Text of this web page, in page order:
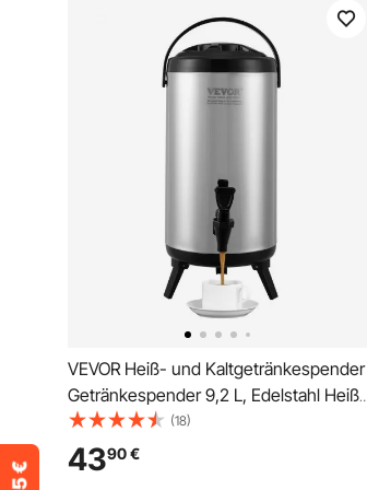
VEVOR Heiß- und Kaltgetränkespender
Getränkespender 9,2 L, Edelstahl Heiß-
und Kaltwasserbrunnen Großer
Getränkespender mit Zapfen &
Tragegriff für Kaffee, Wasser, Saft,
(18)
4390€